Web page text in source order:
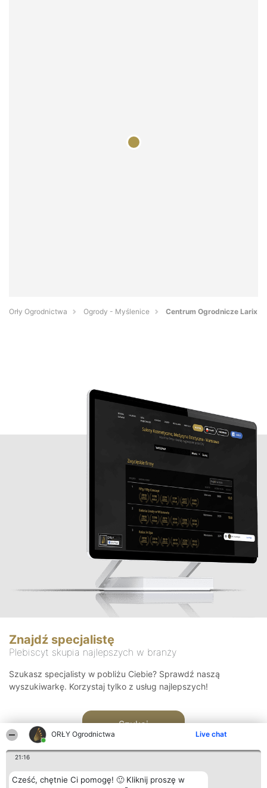
ORŁY Ogrodnictwa Live chat
21:16
Cześć, chętnie Ci pomogę! 🙂 Kliknij proszę w
Orły Ogrodnictwa Ogrody - Myślenice Centrum Ogrodnicze Larix
Znajdź specjalistę
Plebiscyt skupia najlepszych w branży
Szukasz specjalisty w pobliżu Ciebie? Sprawdź naszą
wyszukiwarkę. Korzystaj tylko z usług najlepszych!
Szukaj